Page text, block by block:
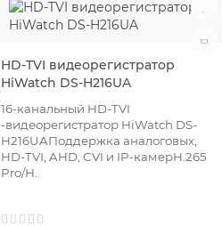
HD-TVI видеорегистратор
HiWatch DS-H216UA
16-канальный HD-TVI
-видеорегистратор HiWatch DS-
H216UAПоддержка аналоговых,
HD-TVI, AHD, CVI и IP-камерH.265
Pro/H..